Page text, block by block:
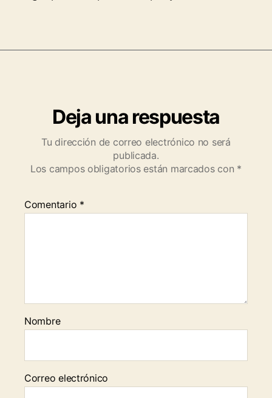
Deja una respuesta
Tu dirección de correo electrónico no será
publicada.
Los campos obligatorios están marcados con *
Comentario *
Nombre
Correo electrónico